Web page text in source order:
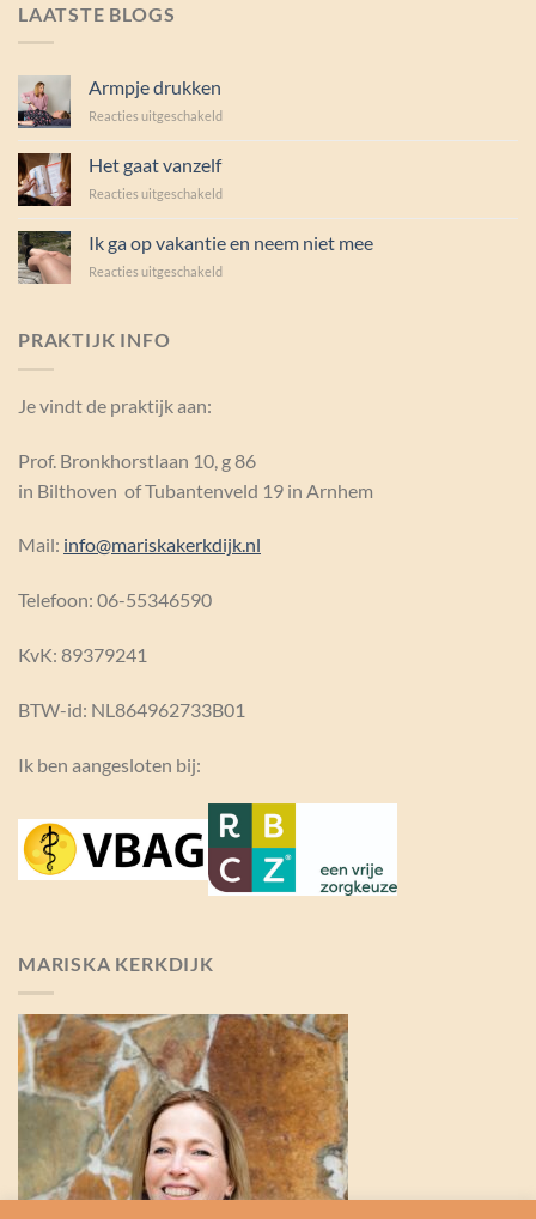
LAATSTE BLOGS
Armpje drukken
Reacties uitgeschakeldvoor
Het gaat vanzelf
Reacties uitgeschakeldvoor
vanzelf
Ik ga op vakantie en neem niet mee
Reacties uitgeschakeldvoor
PRAKTIJK INFO
Je vindt de praktijk aan:
Prof. Bronkhorstlaan 10, g 86
in Bilthoven of Tubantenveld 19 in Arnhem
Mail: info@mariskakerkdijk.nl
Telefoon: 06-55346590
KvK: 89379241
BTW-id: NL864962733B01
Ik ben aangesloten bij:
MARISKA KERKDIJK